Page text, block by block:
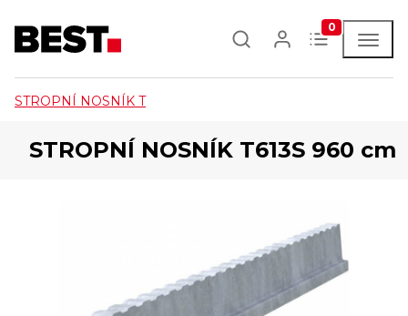
0
STROPNÍ NOSNÍK T
STROPNÍ NOSNÍK T613S 960 cm